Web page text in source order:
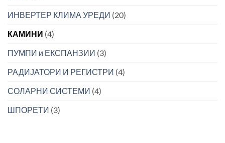
ИНВЕРТЕР КЛИМА УРЕДИ (20)
КАМИНИ (4)
ПУМПИ и ЕКСПАНЗИИ (3)
РАДИЈАТОРИ И РЕГИСТРИ (4)
СОЛАРНИ СИСТЕМИ (4)
ШПОРЕТИ (3)